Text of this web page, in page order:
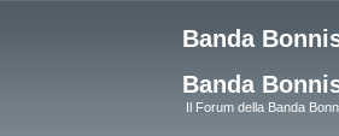
Banda
Banda
Il Forum della Banda